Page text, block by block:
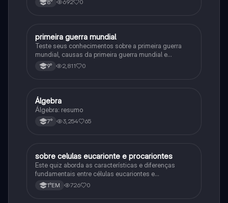
8° 692 0
História
primeira guerra mundial
Teste seus conhecimentos sobre a primeira guerra
mundial, causas da primeira guerra mundial e
consequências da Primeira Guerra Mundial, fases da
primeira guerra mundial
9° 2,811 0
Matematica
Álgebra
Álgebra: resumo
7° 3,254 65
Biologia
sobre celulas eucarionte e procariontes
Este quiz aborda as características e diferenças
fundamentais entre células eucariontes e
procariontes.
1°EM 726 0